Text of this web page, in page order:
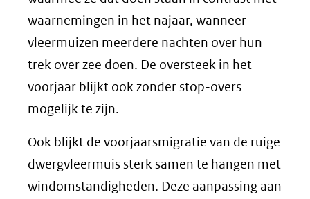
waarnemingen in het najaar, wanneer
vleermuizen meerdere nachten over hun
trek over zee doen. De oversteek in het
voorjaar blijkt ook zonder stop-overs
mogelijk te zijn.
Ook blijkt de voorjaarsmigratie van de ruige
dwergvleermuis sterk samen te hangen met
windomstandigheden. Deze aanpassing aan